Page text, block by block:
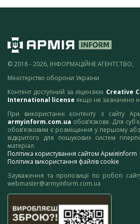
© 2018 - 2026, ІНФОРМАЦІЙНЕ АГЕНТСТВО,
Міністерство оборони України
Контент доступний за ліцензією Creative
International license якщо не зазначено
При використанні контенту з сайту
armyinform.com.ua обов’язкове. Для
обов’язковим є розміщення у першому
відкритого для пошукових систем
матеріал.
Політика користування сайтом АрміяInform
Політика використання файлів cookie
Зауваження та пропозиції по роботі
webmaster@armyinform.com.ua